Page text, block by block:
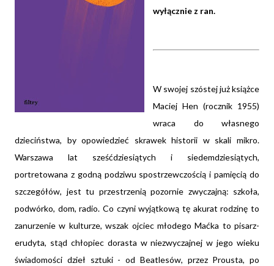
wyłącznie z ran.
W swojej szóstej już książce
Maciej Hen (rocznik 1955)
wraca do własnego
dzieciństwa, by opowiedzieć skrawek historii w skali mikro.
Warszawa lat sześćdziesiątych i siedemdziesiątych,
portretowana z godną podziwu spostrzewczością i pamięcią do
szczegółów, jest tu przestrzenią pozornie zwyczajną: szkoła,
podwórko, dom, radio. Co czyni wyjątkową tę akurat rodzinę to
zanurzenie w kulturze, wszak ojciec młodego Maćka to pisarz-
erudyta, stąd chłopiec dorasta w niezwyczajnej w jego wieku
świadomości dzieł sztuki - od Beatlesów, przez Prousta, po